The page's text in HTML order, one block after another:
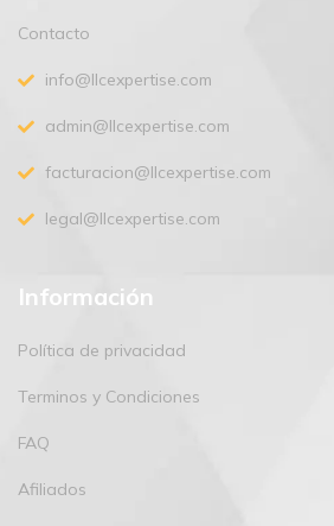
Contacto
info@llcexpertise.com
admin@llcexpertise.com
facturacion@llcexpertise.com
legal@llcexpertise.com
Información
Política de privacidad
Terminos y Condiciones
FAQ
Afiliados